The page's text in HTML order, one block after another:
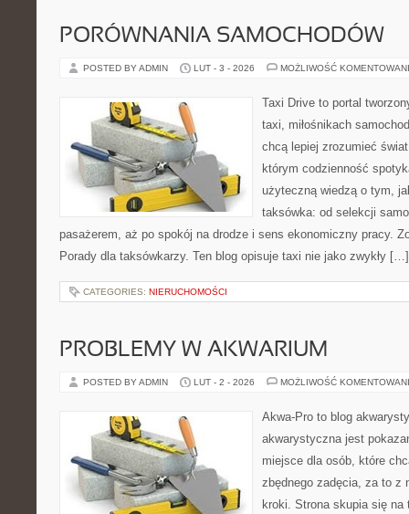
PORÓWNANIA SAMOCHODÓW
POSTED BY ADMIN LUT - 3 - 2026 MOŻLIWOŚĆ
Taxi Drive to portal
taxi, miłośnikach
chcą lepiej zrozumieć
którym codzienność
użyteczną wiedzą o tym,
taksówka: od selekcji
pasażerem, aż po spokój na drodze i sens ekonomiczny pracy.
Porady dla taksówkarzy. Ten blog opisuje taxi nie jako zwykły […]
CATEGORIES: NIERUCHOMOŚCI
PROBLEMY W AKWARIUM
POSTED BY ADMIN LUT - 2 - 2026 MOŻLIWOŚĆ
Akwa-Pro to blog
akwarystyczna jest
miejsce dla osób, które
zbędnego zadęcia, za to z
kroki. Strona skupia się na